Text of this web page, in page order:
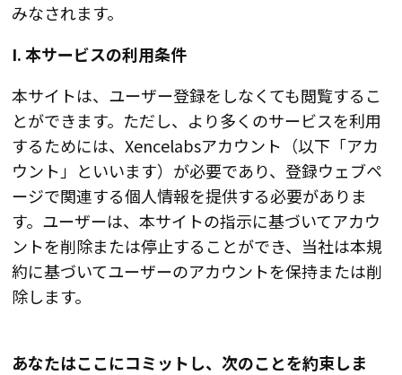
みなされます。
I. 本サービスの利用条件
本サイトは、ユーザー登録をしなくても閲覧するこ
とができます。ただし、より多くのサービスを利用
するためには、Xencelabsアカウント（以下「アカ
ウント」といいます）が必要であり、登録ウェブペ
ージで関連する個人情報を提供する必要がありま
す。ユーザーは、本サイトの指示に基づいてアカウ
ントを削除または停止することができ、当社は本規
約に基づいてユーザーのアカウントを保持または削
除します。
あなたはここにコミットし、次のことを約束しま